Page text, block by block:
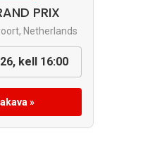
PRIX
Netherlands
kell 16:00
»